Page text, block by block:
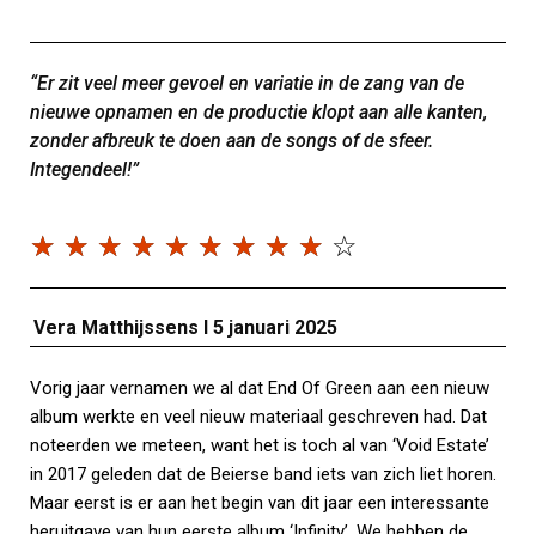
“Er zit veel meer gevoel en variatie in de zang van de
nieuwe opnamen en de productie klopt aan alle kanten,
zonder afbreuk te doen aan de songs of de sfeer.
Integendeel!”
☆ ☆ ☆ ☆ ☆ ☆ ☆ ☆ ☆ ☆
Vera Matthijssens I 5 januari 2025
Vorig jaar vernamen we al dat End Of Green aan een nieuw
album werkte en veel nieuw materiaal geschreven had. Dat
noteerden we meteen, want het is toch al van ‘Void Estate’
in 2017 geleden dat de Beierse band iets van zich liet horen.
Maar eerst is er aan het begin van dit jaar een interessante